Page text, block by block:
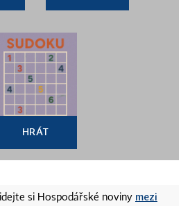
HRÁT
si Hospodářské noviny mezi